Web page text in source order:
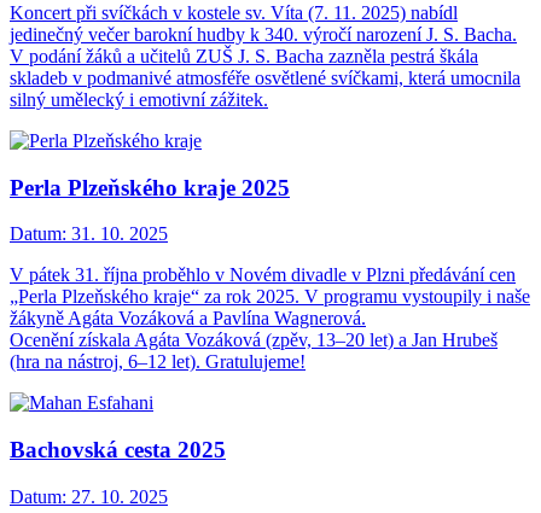
Koncert při svíčkách v kostele sv. Víta (7. 11. 2025) nabídl
jedinečný večer barokní hudby k 340. výročí narození J. S. Bacha.
V podání žáků a učitelů ZUŠ J. S. Bacha zazněla pestrá škála
skladeb v podmanivé atmosféře osvětlené svíčkami, která umocnila
silný umělecký i emotivní zážitek.
Perla Plzeňského kraje 2025
Datum: 31. 10. 2025
V pátek 31. října proběhlo v Novém divadle v Plzni předávání cen
„Perla Plzeňského kraje“ za rok 2025. V programu vystoupily i naše
žákyně Agáta Vozáková a Pavlína Wagnerová.
Ocenění získala Agáta Vozáková (zpěv, 13–20 let) a Jan Hrubeš
(hra na nástroj, 6–12 let). Gratulujeme!
Bachovská cesta 2025
Datum: 27. 10. 2025